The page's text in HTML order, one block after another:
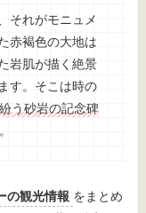
それがモニュメ
赤褐色の大地は
岩肌が描く絶景
す。そこは時の
う砂岩の記念碑
の観光情報 をまとめ